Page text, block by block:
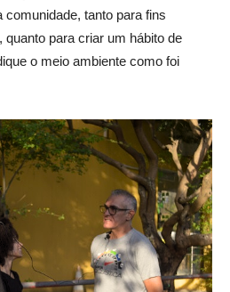
tanto para fins
para criar um hábito de
o meio ambiente como foi